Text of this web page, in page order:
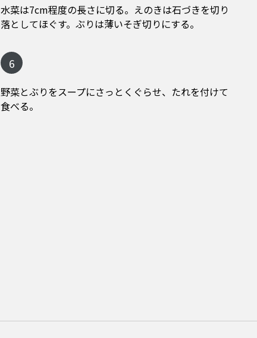
水菜は7cm程度の長さに切る。えのきは石づきを切り
落としてほぐす。ぶりは薄いそぎ切りにする。
6
野菜とぶりをスープにさっとくぐらせ、たれを付けて
食べる。